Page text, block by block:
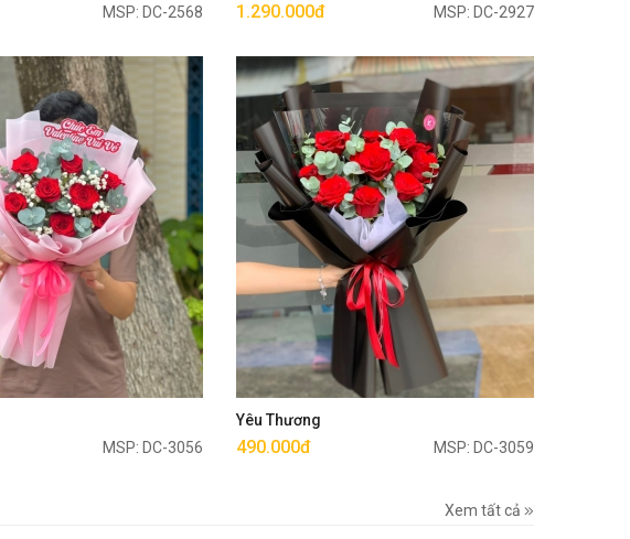
MSP: DC-2568 1.290.000đ MSP: DC-2927
MSP: DC-3056
Mua ngay
Yêu Thương
490.000đ MSP: DC-3059
Mua ngay
Xem tất cả